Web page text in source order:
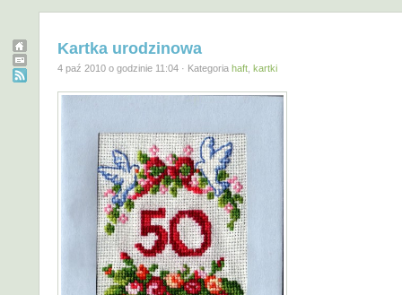
Kartka urodzinowa
4 paź 2010 o godzinie 11:04 · Kategoria haft kartki